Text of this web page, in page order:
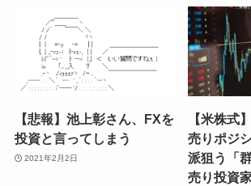
【悲報】池上彰さん、FXを
投資と言ってしまう
2021年2月2日
【米株式
売りポジ
派狙う「
売り投資